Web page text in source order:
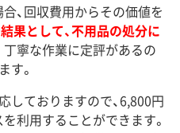
、回収費用からその価値を
結果として、不用品の処分に
丁寧な作業に定評があるの
す。
しておりますので、6,800円
利用することができます。